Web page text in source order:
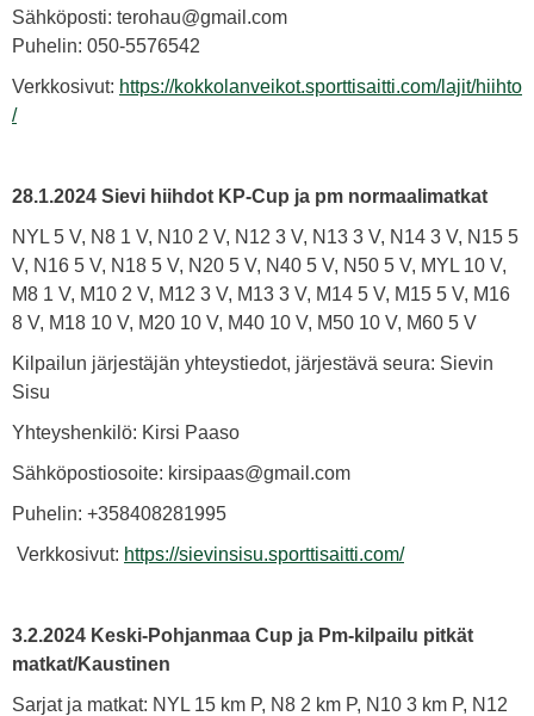
Sähköposti: terohau@gmail.com
Puhelin: 050-5576542
Verkkosivut: https://kokkolanveikot.sporttisaitti.com/lajit/hiihto
/
28.1.2024 Sievi hiihdot KP-Cup ja pm normaalimatkat
NYL 5 V, N8 1 V, N10 2 V, N12 3 V, N13 3 V, N14 3 V, N15 5
V, N16 5 V, N18 5 V, N20 5 V, N40 5 V, N50 5 V, MYL 10 V,
M8 1 V, M10 2 V, M12 3 V, M13 3 V, M14 5 V, M15 5 V, M16
8 V, M18 10 V, M20 10 V, M40 10 V, M50 10 V, M60 5 V
Kilpailun järjestäjän yhteystiedot, järjestävä seura: Sievin
Sisu
Yhteyshenkilö: Kirsi Paaso
Sähköpostiosoite: kirsipaas@gmail.com
Puhelin: +358408281995
Verkkosivut: https://sievinsisu.sporttisaitti.com/
3.2.2024 Keski-Pohjanmaa Cup ja Pm-kilpailu pitkät
matkat/Kaustinen
Sarjat ja matkat: NYL 15 km P, N8 2 km P, N10 3 km P, N12